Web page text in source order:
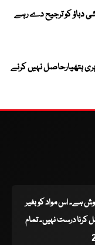
دباؤ کو ترجیح دے رہے
ہتھیارحاصل نہیں کرنے
ہے۔ اس مواد کو بغیر
درست نہیں۔ تمام